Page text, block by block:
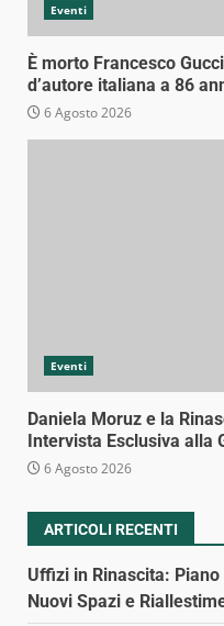
Eventi
È morto Francesco
d’autore italiana a 86
6 Agosto 2026
Eventi
Daniela Moruz e la
Intervista Esclusiva alla
6 Agosto 2026
ARTICOLI RECENTI
Uffizi in Rinascita:
Nuovi Spazi e